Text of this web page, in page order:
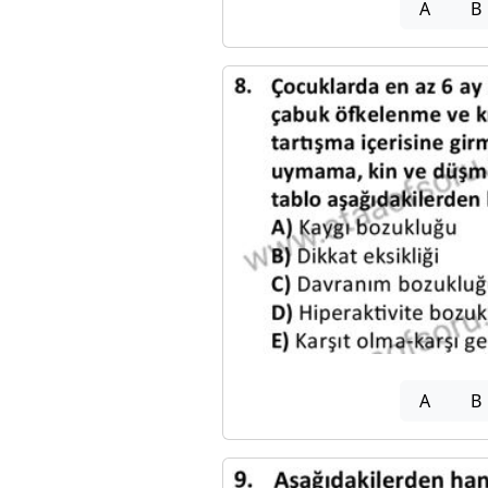
A B
A B